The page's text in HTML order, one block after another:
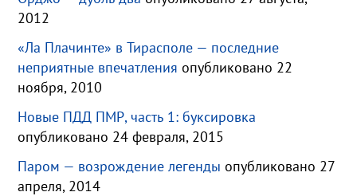
2012
«Ла Плачинте» в Тирасполе — последние
неприятные впечатления опубликовано 22
ноября, 2010
Новые ПДД ПМР, часть 1: буксировка
опубликовано 24 февраля, 2015
Паром — возрождение легенды опубликовано 27
апреля, 2014